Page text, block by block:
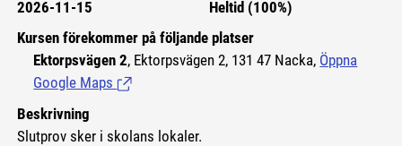
2026-11-15
Heltid (100%)
Kursen förekommer på följande platser
Ektorpsvägen 2, Ektorpsvägen 2, 131 47 Nacka, Öppna
Google Maps (Länk till extern sida.)
Beskrivning
Slutprov sker i skolans lokaler.